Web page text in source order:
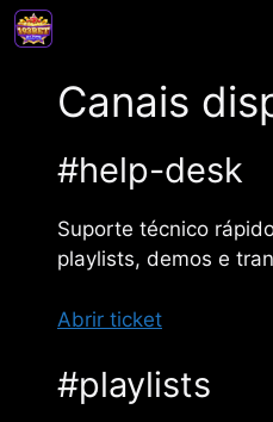
Pular
para
conteúdoCanais
#help-desk
Suporte técnico
playlists, demos e
Abrir ticket
#playlists